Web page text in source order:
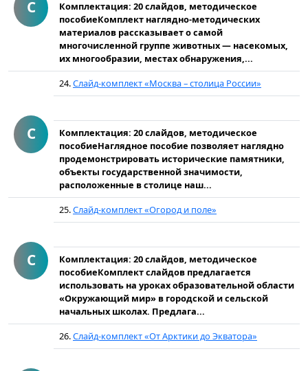
С
Комплектация: 20 слайдов, методическое
пособиеКомплект наглядно-методических
материалов рассказывает о самой
многочисленной группе животных — насекомых,
их многообразии, местах обнаружения,...
С
24.Слайд-комплект «Москва – столица России»
Комплектация: 20 слайдов, методическое
пособиеНаглядное пособие позволяет наглядно
продемонстрировать исторические памятники,
объекты государственной значимости,
расположенные в столице наш...
С
25.Слайд-комплект «Огород и поле»
Комплектация: 20 слайдов, методическое
пособиеКомплект слайдов предлагается
использовать на уроках образовательной области
«Окружающий мир» в городской и сельской
начальных школах. Предлага...
26.Слайд-комплект «От Арктики до Экватора»